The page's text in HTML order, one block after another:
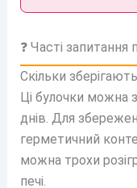
❓ Часті запитання
Скільки
Ці булочки можна
днів. Для
герметичний
можна трохи
печі.